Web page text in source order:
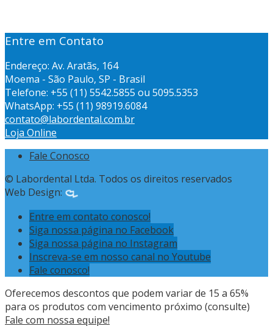
Entre em Contato
Endereço: Av. Aratãs, 164
Moema - São Paulo, SP - Brasil
Telefone: +55 (11) 5542.5855 ou 5095.5353
WhatsApp: +55 (11) 98919.6084
contato@labordental.com.br
Loja Online
Fale Conosco
© Labordental Ltda. Todos os direitos reservados
Web Design:
Entre em contato conosco!
Siga nossa página no Facebook
Siga nossa página no Instagram
Inscreva-se em nosso canal no Youtube
Fale conosco!
Oferecemos descontos que podem variar de 15 a 65%
para os produtos com vencimento próximo (consulte)
Fale com nossa equipe!